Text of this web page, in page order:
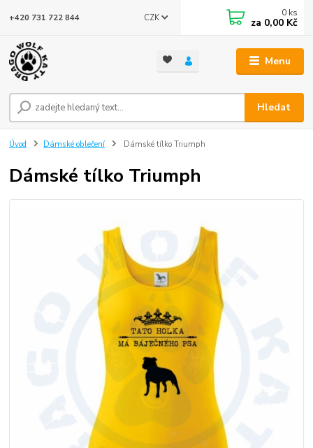
Menu
CZK
Hledat
+420 731 722 844 0 ks
za 0,00 Kč
Úvod Dámské oblečení Dámské tílko Triumph
Dámské tílko Triumph